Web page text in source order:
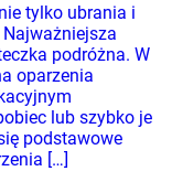
tylko ubrania i
podróżna. W
oparzenia
lub szybko je
podstawowe
[…]